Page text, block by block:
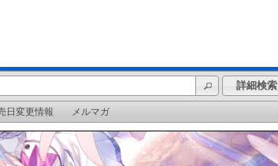
詳細検索
日変更情報 メルマガ